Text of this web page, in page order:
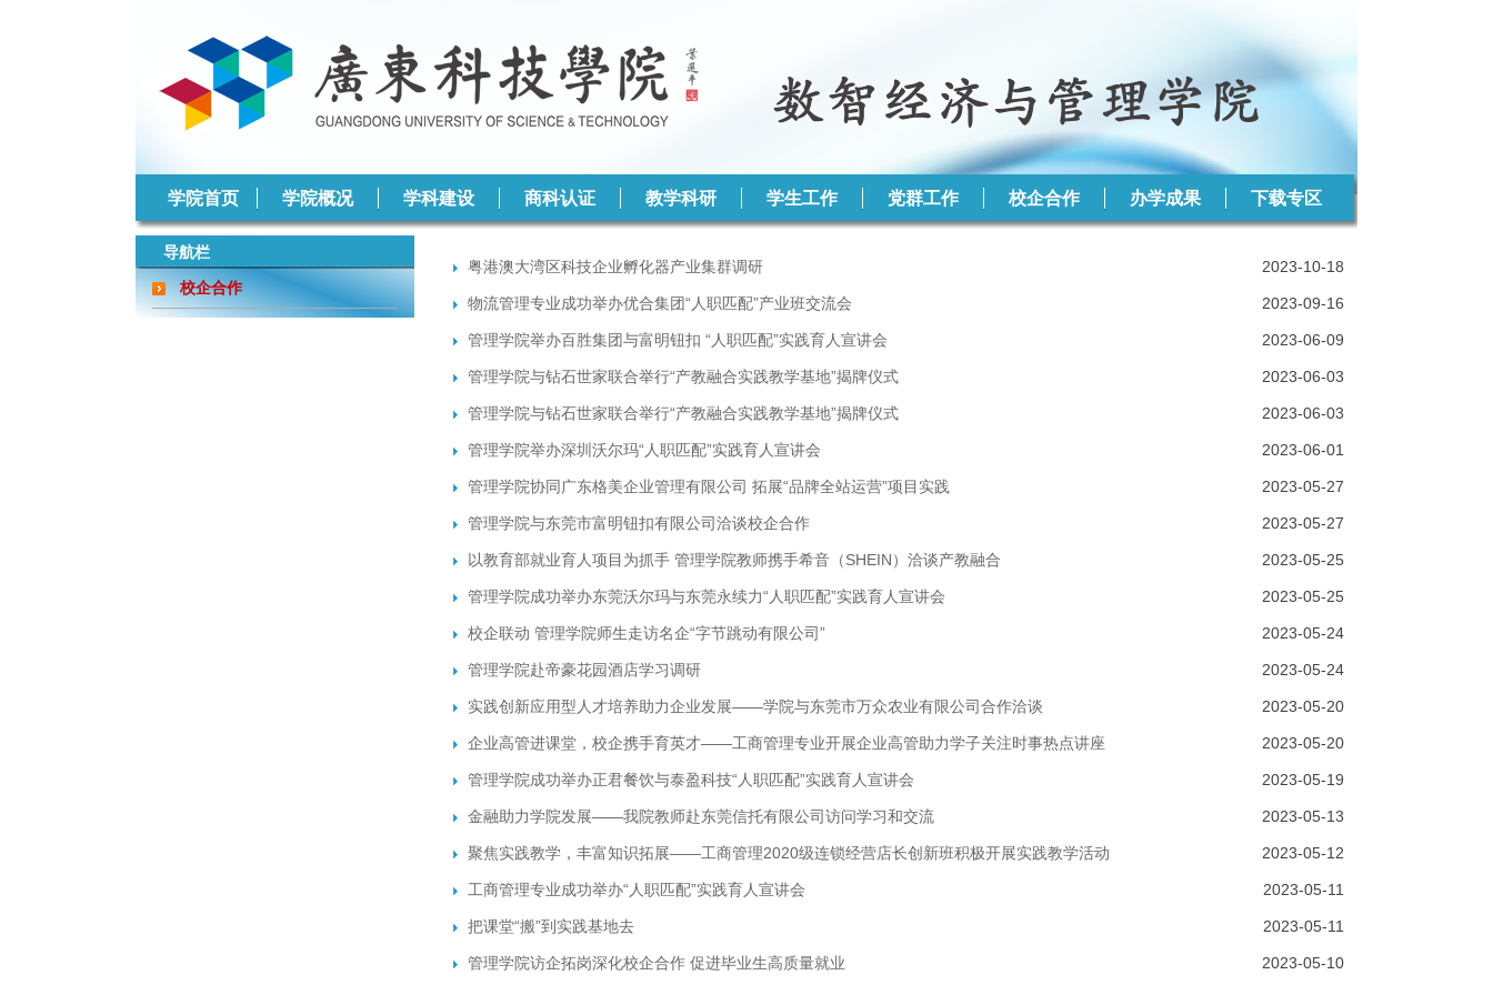
学院首页 学院概况 学科建设 商科认证 教学科研 学生工作 党群工作 校企合作 办学成果 下载专区
导航栏
校企合作
粤港澳大湾区科技企业孵化器产业集群调研 2023-10-18
物流管理专业成功举办优合集团“人职匹配”产业班交流会 2023-09-16
管理学院举办百胜集团与富明钮扣 “人职匹配”实践育人宣讲会 2023-06-09
管理学院与钻石世家联合举行“产教融合实践教学基地”揭牌仪式 2023-06-03
管理学院与钻石世家联合举行“产教融合实践教学基地”揭牌仪式 2023-06-03
管理学院举办深圳沃尔玛“人职匹配”实践育人宣讲会 2023-06-01
管理学院协同广东格美企业管理有限公司 拓展“品牌全站运营”项目实践 2023-05-27
管理学院与东莞市富明钮扣有限公司洽谈校企合作 2023-05-27
以教育部就业育人项目为抓手 管理学院教师携手希音（SHEIN）洽谈产教融合 2023-05-25
管理学院成功举办东莞沃尔玛与东莞永续力“人职匹配”实践育人宣讲会 2023-05-25
校企联动 管理学院师生走访名企“字节跳动有限公司” 2023-05-24
管理学院赴帝豪花园酒店学习调研 2023-05-24
实践创新应用型人才培养助力企业发展——学院与东莞市万众农业有限公司合作洽谈 2023-05-20
企业高管进课堂，校企携手育英才——工商管理专业开展企业高管助力学子关注时事热点讲座 2023-05-20
管理学院成功举办正君餐饮与泰盈科技“人职匹配”实践育人宣讲会 2023-05-19
金融助力学院发展——我院教师赴东莞信托有限公司访问学习和交流 2023-05-13
聚焦实践教学，丰富知识拓展——工商管理2020级连锁经营店长创新班积极开展实践教学活动 2023-05-12
工商管理专业成功举办“人职匹配”实践育人宣讲会 2023-05-11
把课堂“搬”到实践基地去 2023-05-11
管理学院访企拓岗深化校企合作 促进毕业生高质量就业 2023-05-10